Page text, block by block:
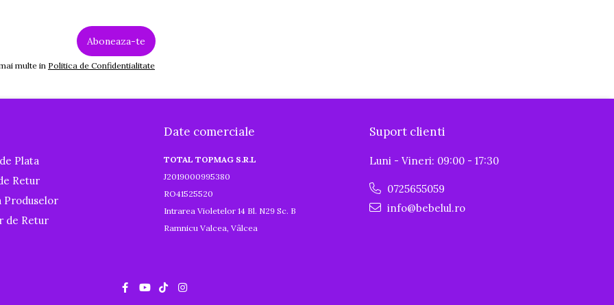
multe in Politica de Confidentialitate
Plata
Retur
Produselor
de Retur
Date comerciale
TOTAL TOPMAG S.R.L
J2019000995380
RO41525520
Intrarea Violetelor 14 Bl. N29 Sc. B
Ramnicu Valcea, Vâlcea
Suport clienti
Luni - Vineri: 09:00 - 17:30
0725655059
info@bebelul.ro